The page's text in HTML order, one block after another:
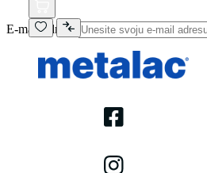
E-mail adresa